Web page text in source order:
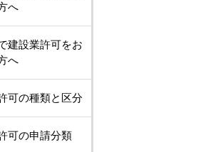
へ
建設業許可をお
へ
可の種類と区分
可の申請分類